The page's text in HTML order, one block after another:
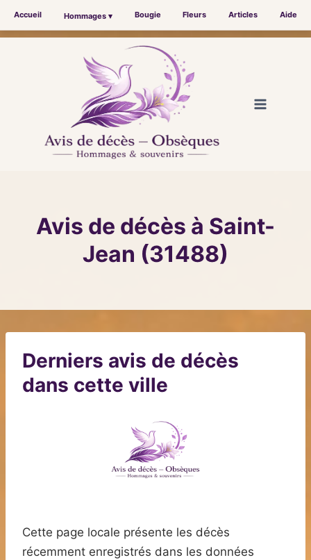
Accueil Hommages ▾ Bougie Fleurs Articles Aide
Avis de décès à Saint-
Jean (31488)
Derniers avis de décès
dans cette ville
Cette page locale présente les décès
récemment enregistrés dans les données